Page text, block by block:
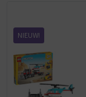
NIEUW!